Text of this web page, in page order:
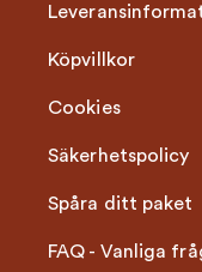
Köpvillkor
Cookies
Säkerhetspolicy
Spåra ditt paket
FAQ - Vanliga